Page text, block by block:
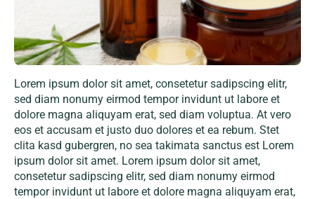
Lorem ipsum dolor sit amet, consetetur sadipscing elitr,
sed diam nonumy eirmod tempor invidunt ut labore et
dolore magna aliquyam erat, sed diam voluptua. At vero
eos et accusam et justo duo dolores et ea rebum. Stet
clita kasd gubergren, no sea takimata sanctus est Lorem
ipsum dolor sit amet. Lorem ipsum dolor sit amet,
consetetur sadipscing elitr, sed diam nonumy eirmod
tempor invidunt ut labore et dolore magna aliquyam erat,